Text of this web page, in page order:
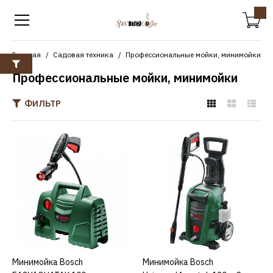
Главная Садовая техника Профессиональные мойки, минимойки
Профессиональные мойки, минимойки
ФИЛЬТР
Минимойка Bosch
EASYAQUATAK 100
10454р.
КУПИТЬ
ДОБАВИТЬ К СРАВНЕНИЮ
КУПИТЬ
Минимойка Bosch
КУПИТЬ
Минимойка Bosch